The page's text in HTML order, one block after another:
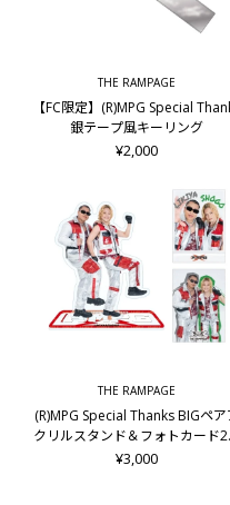
THE RAMPAGE
【FC限定】(R)MPG Special
銀テープ風キーリング
¥2,000
THE RAMPAGE
(R)MPG Special Thanks BIGペア
クリルスタンド＆フォトカード2
セット/LIKIYA&岩谷翔吾
¥3,000